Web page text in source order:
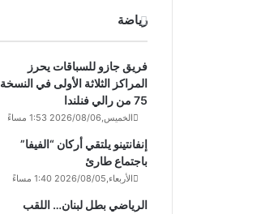
رياضة
فريق جازو للسباقات يحرز
المراكز الثلاثة الأولى في النسخة
75 من رالي فنلندا
الخميس,2026/08/06 1:53 مساءً
إنفانتينو يلتقي أركان “الفيفا”
باجتماع طارئ
الأربعاء,2026/08/05 1:40 مساءً
الرياضي بطل لبنان… اللقب